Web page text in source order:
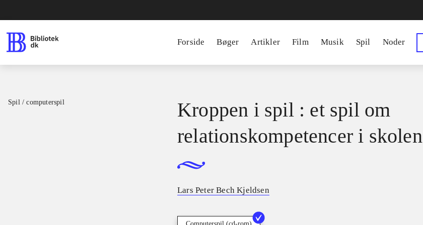
Forside Bøger Artikler Film Musik Spil Noder
Spil / computerspil
Kroppen i spil : et spil om
relationskompetencer i skolen
Lars Peter Bech Kjeldsen